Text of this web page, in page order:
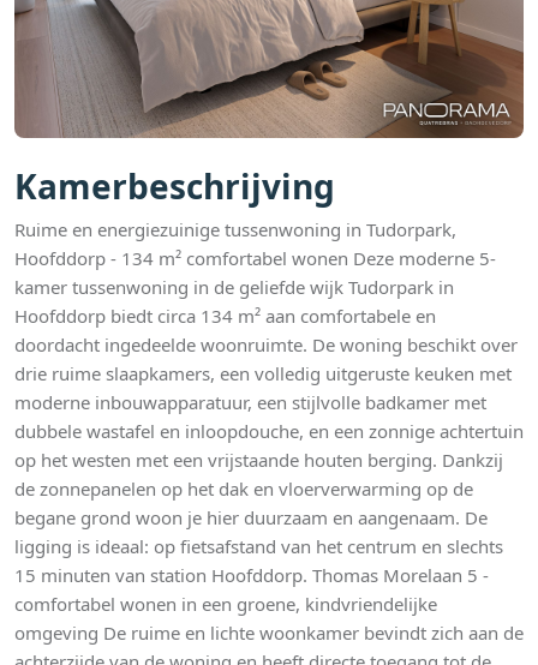
Kamerbeschrijving
Ruime en energiezuinige tussenwoning in Tudorpark,
Hoofddorp - 134 m² comfortabel wonen Deze moderne 5-
kamer tussenwoning in de geliefde wijk Tudorpark in
Hoofddorp biedt circa 134 m² aan comfortabele en
doordacht ingedeelde woonruimte. De woning beschikt over
drie ruime slaapkamers, een volledig uitgeruste keuken met
moderne inbouwapparatuur, een stijlvolle badkamer met
dubbele wastafel en inloopdouche, en een zonnige achtertuin
op het westen met een vrijstaande houten berging. Dankzij
de zonnepanelen op het dak en vloerverwarming op de
begane grond woon je hier duurzaam en aangenaam. De
ligging is ideaal: op fietsafstand van het centrum en slechts
15 minuten van station Hoofddorp. Thomas Morelaan 5 -
comfortabel wonen in een groene, kindvriendelijke
omgeving De ruime en lichte woonkamer bevindt zich aan de